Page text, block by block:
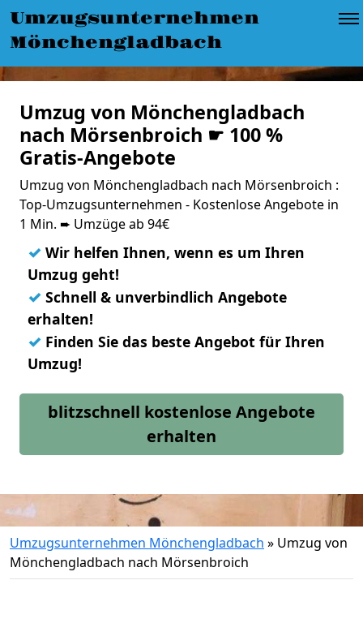
Umzugsunternehmen
Mönchengladbach
Umzug von Mönchengladbach
nach Mörsenbroich ☛ 100 %
Gratis-Angebote
Umzug von Mönchengladbach nach Mörsenbroich :
Top-Umzugsunternehmen - Kostenlose Angebote in
1 Min. ➨ Umzüge ab 94€
✓ Wir helfen Ihnen, wenn es um Ihren
Umzug geht!
✓ Schnell & unverbindlich Angebote
erhalten!
✓ Finden Sie das beste Angebot für Ihren
Umzug!
blitzschnell kostenlose Angebote
erhalten
Umzugsunternehmen Mönchengladbach » Umzug von
Mönchengladbach nach Mörsenbroich